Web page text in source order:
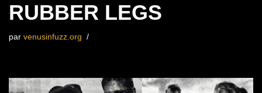
RUBBER LEGS
par venusinfuzz.org